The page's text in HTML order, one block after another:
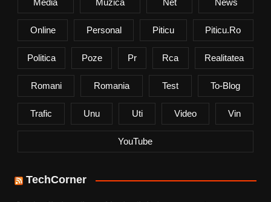
Media Muzica Net News
Online Personal Piticu Piticu.ro
Politica Poze Pr Rca Realitatea
Romani Romania Test To-Blog
Trafic Unu Uti Video Vin
YouTube
TechCorner